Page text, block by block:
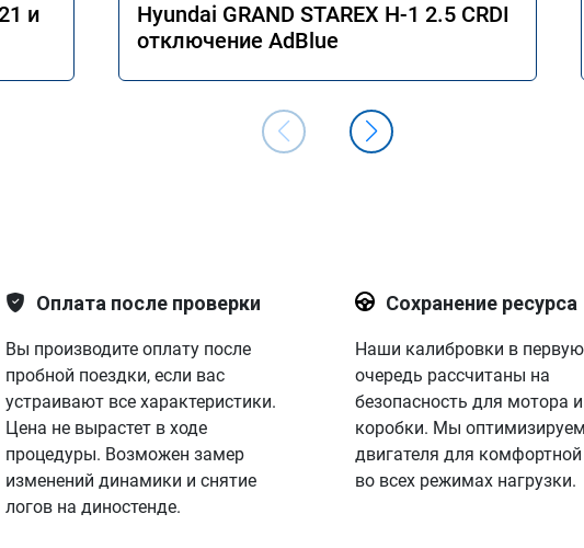
и
Hyundai GRAND STAREX H-1 2.5 CRDI
отключение AdBlue
Оплата после проверки
Вы производите оплату после
пробной поездки, если вас
устраивают все характеристики.
Цена не вырастет в ходе
процедуры. Возможен замер
изменений динамики и снятие
логов на диностенде.
Сохранение ресурса
Наши калибровки в первую
очередь рассчитаны на
безопасность для мотора и
коробки. Мы
двигателя для
во всех режимах нагрузки.